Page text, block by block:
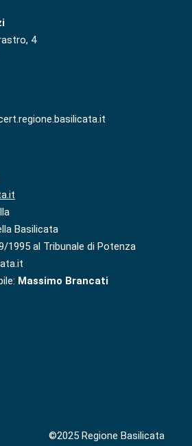
4
Basilicata
1995 al Tribunale di Potenza
Massimo Brancati
©2025 Regione Basilicata